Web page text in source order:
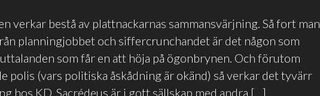
verkar bestå av plattnackarnas sammansvärjning. Så fort man
planningjobbet och siffercrunchandet är det någon som
som får en att höja på ögonbrynen. Och förutom
polis (vars politiska åskådning är okänd) så verkar det tyvärr
hos KD. Sacrédeus är i gott sällskap med andra […]